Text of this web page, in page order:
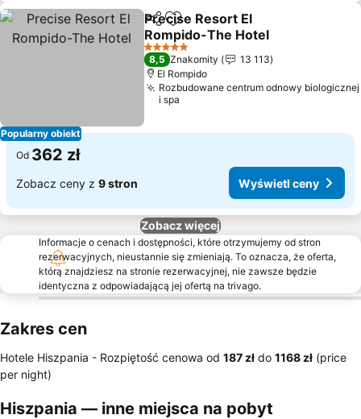
Popularny obiekt
Udostępnij
Dodaj do ulubionych
Precise Resort El
Rompido-The Hotel
5 Kategoria
8,5 Znakomity
13 113
El Rompido
Rozbudowane centrum odnowy biologicznej
i spa
Od 362 zł
Zobacz ceny z 9 stron Wyświetl ceny
Zobacz więcej
Informacje o cenach i dostępności, które otrzymujemy od stron
rezerwacyjnych, nieustannie się zmieniają. To oznacza, że oferta,
którą znajdziesz na stronie rezerwacyjnej, nie zawsze będzie
identyczna z odpowiadającą jej ofertą na trivago.
Zakres cen
Hotele Hiszpania - Rozpiętość cenowa od ‎187 zł do ‎1168 zł (price
per night)
Hiszpania — inne miejsca na pobyt